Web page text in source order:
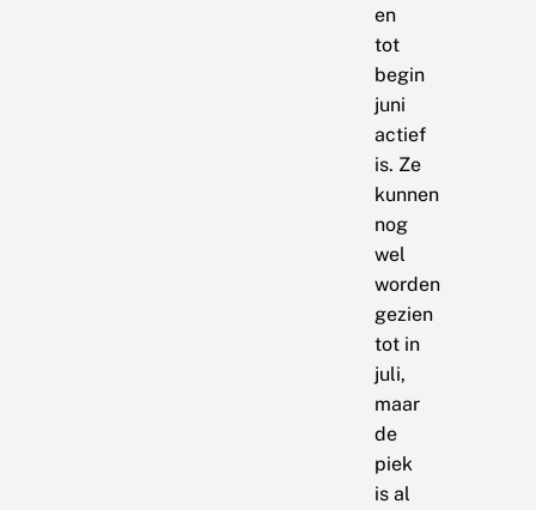
en
tot
begin
juni
actief
is. Ze
kunnen
nog
wel
worden
gezien
tot in
juli,
maar
de
piek
is al